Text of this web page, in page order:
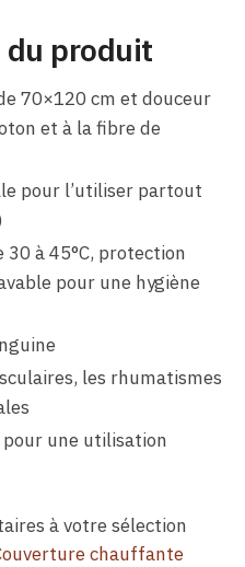
du produit
70×120 cm et douceur
et à la fibre de
pour l’utiliser partout
à 45°C, protection
pour une hygiène
les rhumatismes
une utilisation
à votre sélection
chauffante